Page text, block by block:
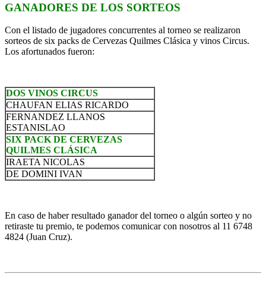
GANADORES DE LOS SORTEOS
Con el listado de jugadores concurrentes al torneo se realizaron
sorteos de six packs de Cervezas Quilmes Clásica y vinos Circus.
Los afortunados fueron:
DOS VINOS CIRCUS
CHAUFAN ELIAS RICARDO
FERNANDEZ LLANOS
ESTANISLAO
SIX PACK DE CERVEZAS
QUILMES CLÁSICA
IRAETA NICOLAS
DE DOMINI IVAN
En caso de haber resultado ganador del torneo o algún sorteo y no
retiraste tu premio, te podemos comunicar con nosotros al 11 6748
4824 (Juan Cruz).